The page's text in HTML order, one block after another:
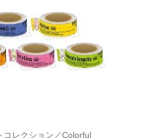
コレクション／Colorful